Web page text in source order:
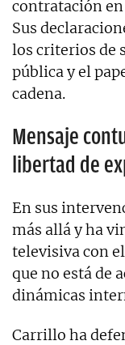
contratación
Sus
los criterios de
pública y el
cadena.
Mensaje
libertad de
En sus
más allá y ha
televisiva con
que no está de
dinámicas
Carrillo ha